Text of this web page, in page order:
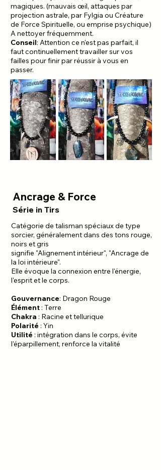
magiques. (mauvais œil, attaques par
projection astrale, par Fylgia ou Créature
de Force Spirituelle, ou emprise psychique)
A nettoyer fréquemment.
Conseil: Attention ce n'est pas parfait, il
faut continuellement travailler sur vos
failles pour finir par réussir à vous en
passer.
Ancrage & Force
Série in Tirs
Catégorie de talisman spéciaux de type
sorcier, généralement dans des tons rouge,
noirs et gris
signifie "Alignement intérieur", "Ancrage de
la loi intérieure".
Elle évoque la connexion entre l'énergie,
l'esprit et le corps.
Gouvernance: Dragon Rouge
Élément : Terre
Chakra : Racine et tellurique
Polarité : Yin
Utilité : intégration dans le corps, évite
l'éparpillement, renforce la vitalité